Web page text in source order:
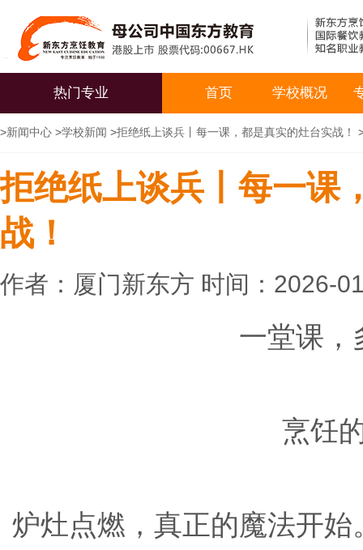
热门专业 首页 学校概况
>新闻中心 >学校新闻 >拒绝纸上谈兵丨每一课，都是真实的灶台实战！
拒绝纸上谈兵丨每一课
战！
作者：厦门新东方 时间：2026-
一堂课，
烹饪
炉灶点燃，真正的魔法开